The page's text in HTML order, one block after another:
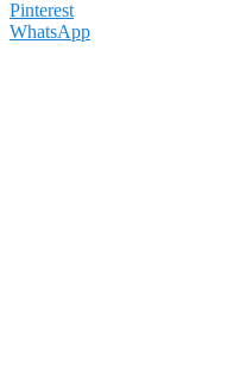
Pinterest
WhatsApp